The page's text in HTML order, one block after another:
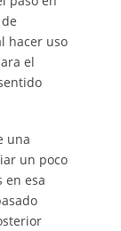
hacer uso
el
una
un poco
en esa